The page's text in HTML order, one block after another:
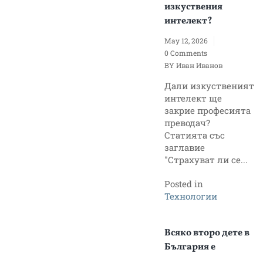
изкуствения
интелект?
May 12, 2026
0 Comments
BY Иван Иванов
Дали изкуственият
интелект ще
закрие професията
преводач?
Статията със
заглавие
"Страхуват ли се...
Posted in
Технологии
Всяко второ дете в
България е